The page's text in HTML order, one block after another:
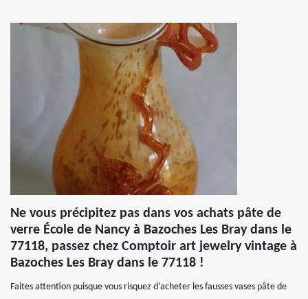
Ne vous précipitez pas dans vos achats pâte de
verre École de Nancy à Bazoches Les Bray dans le
77118, passez chez Comptoir art jewelry vintage à
Bazoches Les Bray dans le 77118 !
Faites attention puisque vous risquez d’acheter les fausses vases pâte de